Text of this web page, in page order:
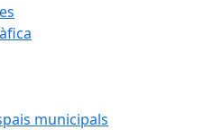
municipals